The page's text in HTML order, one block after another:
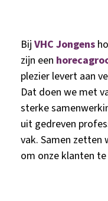
Bij VHC Jongens
zijn een
plezier levert aan
Dat doen we met
sterke
uit gedreven
vak. Samen zetten
om onze klanten